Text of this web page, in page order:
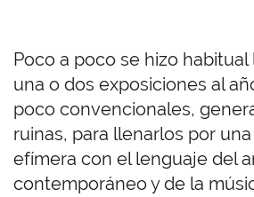
Poco a poco se hizo
una o dos exposiciones al
poco convencionales,
ruinas, para llenarlos por
efímera con el lenguaje del
contemporáneo y de la